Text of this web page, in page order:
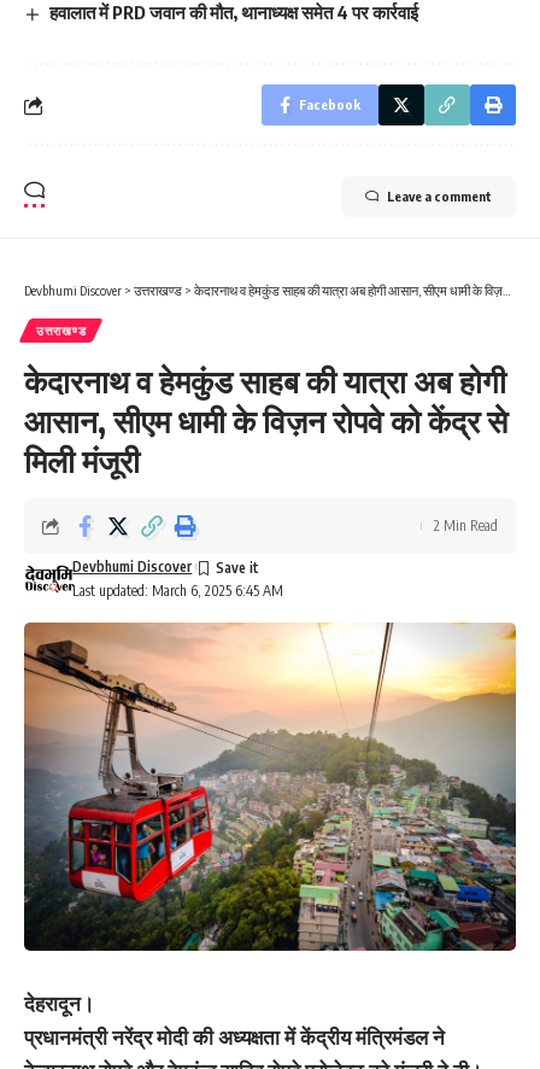
हवालात में PRD जवान की मौत, थानाध्यक्ष समेत 4 पर कार्रवाई
Facebook
Leave a comment
Devbhumi Discover > उत्तराखण्ड > केदारनाथ व हेमकुंड साहब की यात्रा अब होगी आसान, सीएम धामी के विज़न रोपवे को केंद्र से मिली मंजूरी
उत्तराखण्ड
केदारनाथ व हेमकुंड साहब की यात्रा अब होगी
आसान, सीएम धामी के विज़न रोपवे को केंद्र से
मिली मंजूरी
Last updated: March 6, 2025 6:45 AM
Devbhumi Discover
2 Min Read
देहरादून।
प्रधानमंत्री नरेंद्र मोदी की अध्यक्षता में केंद्रीय मंत्रिमंडल ने